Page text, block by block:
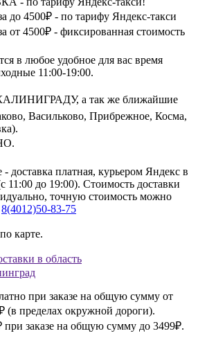
до 4500₽ - по тарифу Яндекс-такси
от 4500₽ - фиксированная стоимость
в любое удобное для вас время
11:00-19:00.
а так же ближайшие
Васильково, Прибрежное, Косма,
- доставка платная, курьером Яндекс в
11:00 до 19:00). Стоимость доставки
точную стоимость можно
8(4012)50-83-75
карте.
в область
при заказе на общую сумму от
(в пределах окружной дороги).
при заказе на общую сумму до 3499₽.